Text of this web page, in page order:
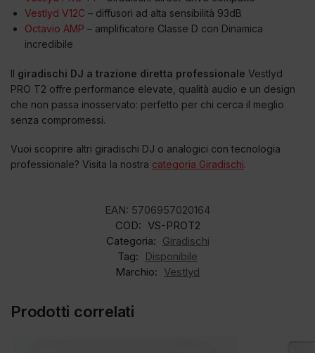
Vestlyd V12C – diffusori ad alta sensibilità 93dB
Octavio AMP – amplificatore Classe D con Dinamica
incredibile
Il giradischi DJ a trazione diretta professionale Vestlyd
PRO T2 offre performance elevate, qualità audio e un design
che non passa inosservato: perfetto per chi cerca il meglio
senza compromessi.
Vuoi scoprire altri giradischi DJ o analogici con tecnologia
professionale? Visita la nostra categoria Giradischi.
EAN: 5706957020164
COD: VS-PROT2
Categoria: Giradischi
Tag:
Disponibile
Marchio: Vestlyd
Prodotti correlati